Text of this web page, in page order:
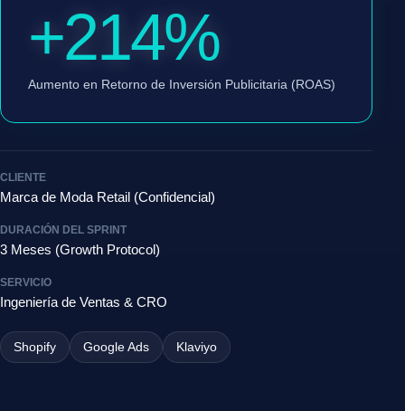
+214%
Aumento en Retorno de Inversión Publicitaria (ROAS)
CLIENTE
Marca de Moda Retail (Confidencial)
DURACIÓN DEL SPRINT
3 Meses (Growth Protocol)
SERVICIO
Ingeniería de Ventas & CRO
Shopify Google Ads Klaviyo